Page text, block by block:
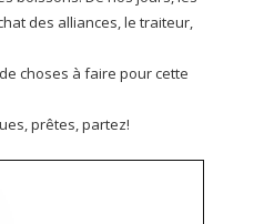
des alliances, le traiteur,
choses à faire pour cette
prêtes, partez!